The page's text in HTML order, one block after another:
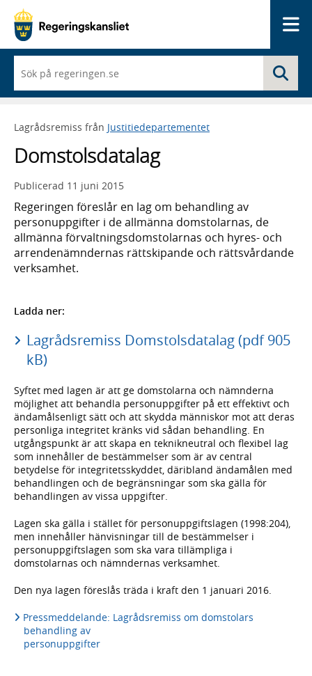
du
börjar
skriva
framträder
lista
med
sökförslag
Lagrådsremiss från Justitiedepartementet
Domstolsdatalag
Publicerad 11 juni 2015
Regeringen föreslår en lag om behandling av
personuppgifter i de allmänna domstolarnas, de
allmänna förvaltningsdomstolarnas och hyres- och
arrendenämndernas rättskipande och rättsvårdande
verksamhet.
Ladda ner:
Lagrådsremiss Domstolsdatalag (pdf 905
kB)
Syftet med lagen är att ge domstolarna och nämnderna
möjlighet att behandla personuppgifter på ett effektivt och
ändamålsenligt sätt och att skydda människor mot att deras
personliga integritet kränks vid sådan behandling. En
utgångspunkt är att skapa en teknikneutral och flexibel lag
som innehåller de bestämmelser som är av central
betydelse för integritetsskyddet, däribland ändamålen med
behandlingen och de begränsningar som ska gälla för
behandlingen av vissa uppgifter.
Lagen ska gälla i stället för personuppgiftslagen (1998:204),
men innehåller hänvisningar till de bestämmelser i
personuppgiftslagen som ska vara tillämpliga i
domstolarnas och nämndernas verksamhet.
Den nya lagen föreslås träda i kraft den 1 januari 2016.
Pressmeddelande: Lagrådsremiss om domstolars
behandling av
personuppgifter